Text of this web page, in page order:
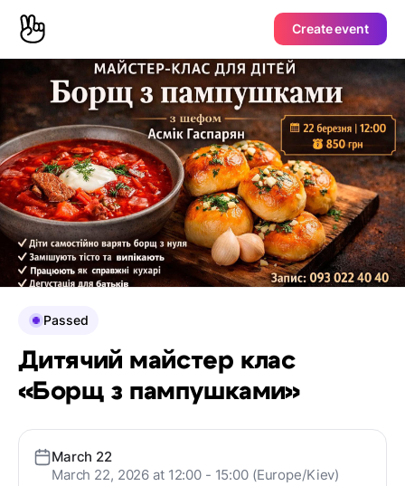
Create event
Passed
Дитячий майстер клас
«Борщ з пампушками»
March 22
March 22, 2026 at 12:00 - 15:00 (Europe/Kiev)